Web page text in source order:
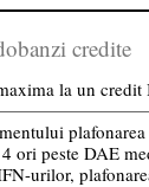
credite
la un credit
ori peste DAE
urilor,